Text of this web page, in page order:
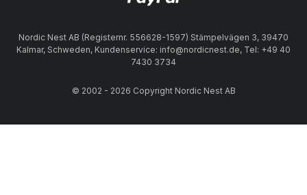
Nordic Nest AB (Registernr. 556628-1597) Stämpelvägen 3, 39470
Kalmar, Schweden, Kundenservice: info@nordicnest.de, Tel: +49 40
7430 3734
© 2002 - 2026 Copyright Nordic Nest AB